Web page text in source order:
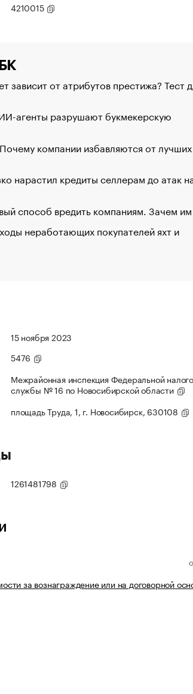
4210015
зависит от атрибутов престижа? Тест
агенты разрушают букмекерскую
компании избавляются от лучших
нарастил кредиты селлерам до атак
способ вредить компаниям. Зачем
неработающих покупателей яхт и
15 ноября 2023
5476
Межрайонная инспекция Федеральной
службы № 16 по Новосибирской области
площадь Труда, 1, г. Новосибирск, 630108
1261481798
за вознаграждение или на договорной